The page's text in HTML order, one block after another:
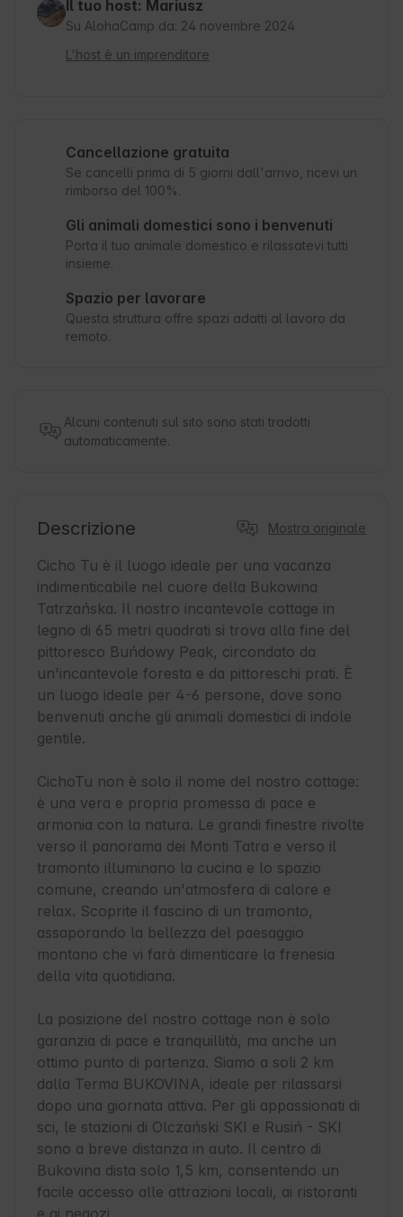
Il tuo host: Mariusz
Su AlohaCamp da: 24 novembre 2024
L'host è un imprenditore
Cancellazione gratuita
Se cancelli prima di 5 giorni dall'arrivo, ricevi un
rimborso del 100%.
Gli animali domestici sono i benvenuti
Porta il tuo animale domestico e rilassatevi tutti
insieme.
Spazio per lavorare
Questa struttura offre spazi adatti al lavoro da
remoto.
Alcuni contenuti sul sito sono stati tradotti
automaticamente.
Descrizione Mostra originale
Cicho Tu è il luogo ideale per una vacanza
indimenticabile nel cuore della Bukowina
Tatrzańska. Il nostro incantevole cottage in
legno di 65 metri quadrati si trova alla fine del
pittoresco Buńdowy Peak, circondato da
un'incantevole foresta e da pittoreschi prati. È
un luogo ideale per 4-6 persone, dove sono
benvenuti anche gli animali domestici di indole
gentile.
CichoTu non è solo il nome del nostro cottage:
è una vera e propria promessa di pace e
armonia con la natura. Le grandi finestre rivolte
verso il panorama dei Monti Tatra e verso il
tramonto illuminano la cucina e lo spazio
comune, creando un'atmosfera di calore e
relax. Scoprite il fascino di un tramonto,
assaporando la bellezza del paesaggio
montano che vi farà dimenticare la frenesia
della vita quotidiana.
La posizione del nostro cottage non è solo
garanzia di pace e tranquillità, ma anche un
ottimo punto di partenza. Siamo a soli 2 km
dalla Terma BUKOVINA, ideale per rilassarsi
dopo una giornata attiva. Per gli appassionati di
sci, le stazioni di Olczański SKI e Rusiń - SKI
sono a breve distanza in auto. Il centro di
Bukovina dista solo 1,5 km, consentendo un
facile accesso alle attrazioni locali, ai ristoranti